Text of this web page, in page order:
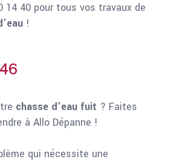
14 40 pour tous vos travaux de
!
chasse d’eau fuit ? Faites
à Allo Dépanne !
qui nécessite une